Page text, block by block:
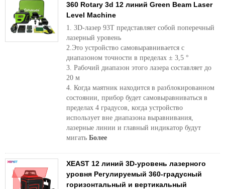
360 Rotary 3d 12 линий Green Beam Laser
Level Machine
1. 3D-лазер 93T представляет собой поперечный
лазерный уровень
2.Это устройство самовыравнивается с
диапазоном точности в пределах ± 3,5 °
3. Рабочий диапазон этого лазера составляет до
20 м
4. Когда маятник находится в разблокированном
состоянии, прибор будет самовыравниваться в
пределах 4 градусов, когда устройство
использует вне диапазона выравнивания,
лазерные линии и главный индикатор будут
мигать Более
XEAST 12 линий 3D-уровень лазерного
уровня Регулируемый 360-градусный
горизонтальный и вертикальный